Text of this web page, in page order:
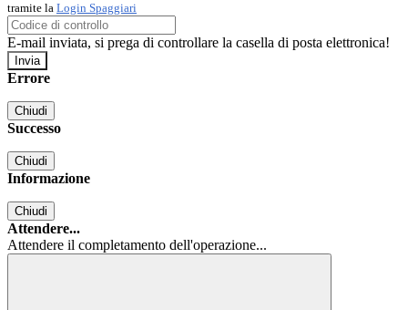
tramite la Login Spaggiari
E-mail inviata, si prega di controllare la casella di posta elettronica!
Errore
Chiudi
Successo
Chiudi
Informazione
Chiudi
Attendere...
Attendere il completamento dell'operazione...